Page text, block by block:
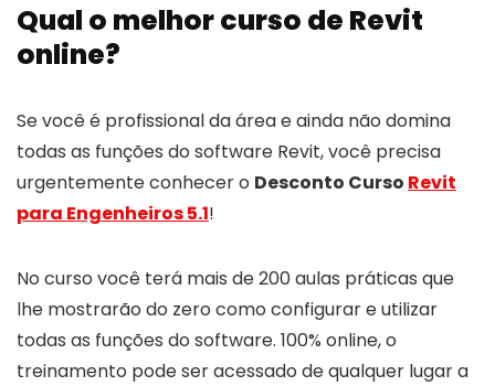
Qual o melhor curso de Revit
online?
Se você é profissional da área e ainda não domina
todas as funções do software Revit, você precisa
urgentemente conhecer o Desconto Curso Revit
para Engenheiros 5.1!
No curso você terá mais de 200 aulas práticas que
lhe mostrarão do zero como configurar e utilizar
todas as funções do software. 100% online, o
treinamento pode ser acessado de qualquer lugar a